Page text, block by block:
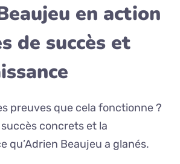
en action
de succès et
preuves que cela fonctionne ?
concrets et la
qu’Adrien Beaujeu a glanés.